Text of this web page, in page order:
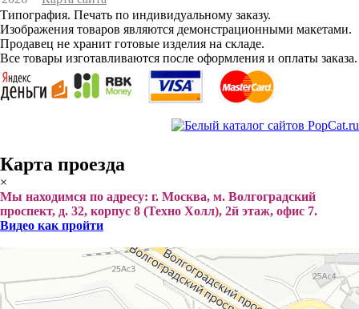
Типография. Печать по индивидуальному заказу.
Изображения товаров являются демонстрационными макетами.
Продавец не хранит готовые изделия на складе.
Все товары изготавливаются после оформления и оплаты заказа.
Карта проезда
×
Мы находимся по адресу: г. Москва, м. Волгоградский
проспект, д. 32, корпус 8 (Техно Холл), 2й этаж, офис 7.
Видео как пройти